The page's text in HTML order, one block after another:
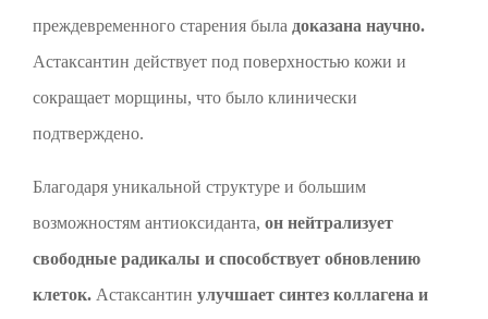
преждевременного старения была доказана научно.
Астаксантин действует под поверхностью кожи и
сокращает морщины, что было клинически
подтверждено.
Благодаря уникальной структуре и большим
возможностям антиоксиданта, он нейтрализует
свободные радикалы и способствует обновлению
клеток. Астаксантин улучшает синтез коллагена и